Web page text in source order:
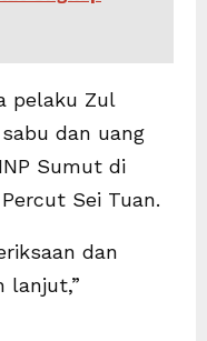
pelaku Zul
dan uang
Sumut di
Sei Tuan.
dan
lanjut,”